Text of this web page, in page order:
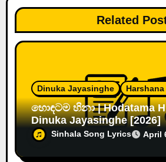
Related
Dinuka Jayasinghe
හොඳටම හිනා | Hodatama
Dinuka Jayasinghe [2026]
Sinhala Song Lyrics April